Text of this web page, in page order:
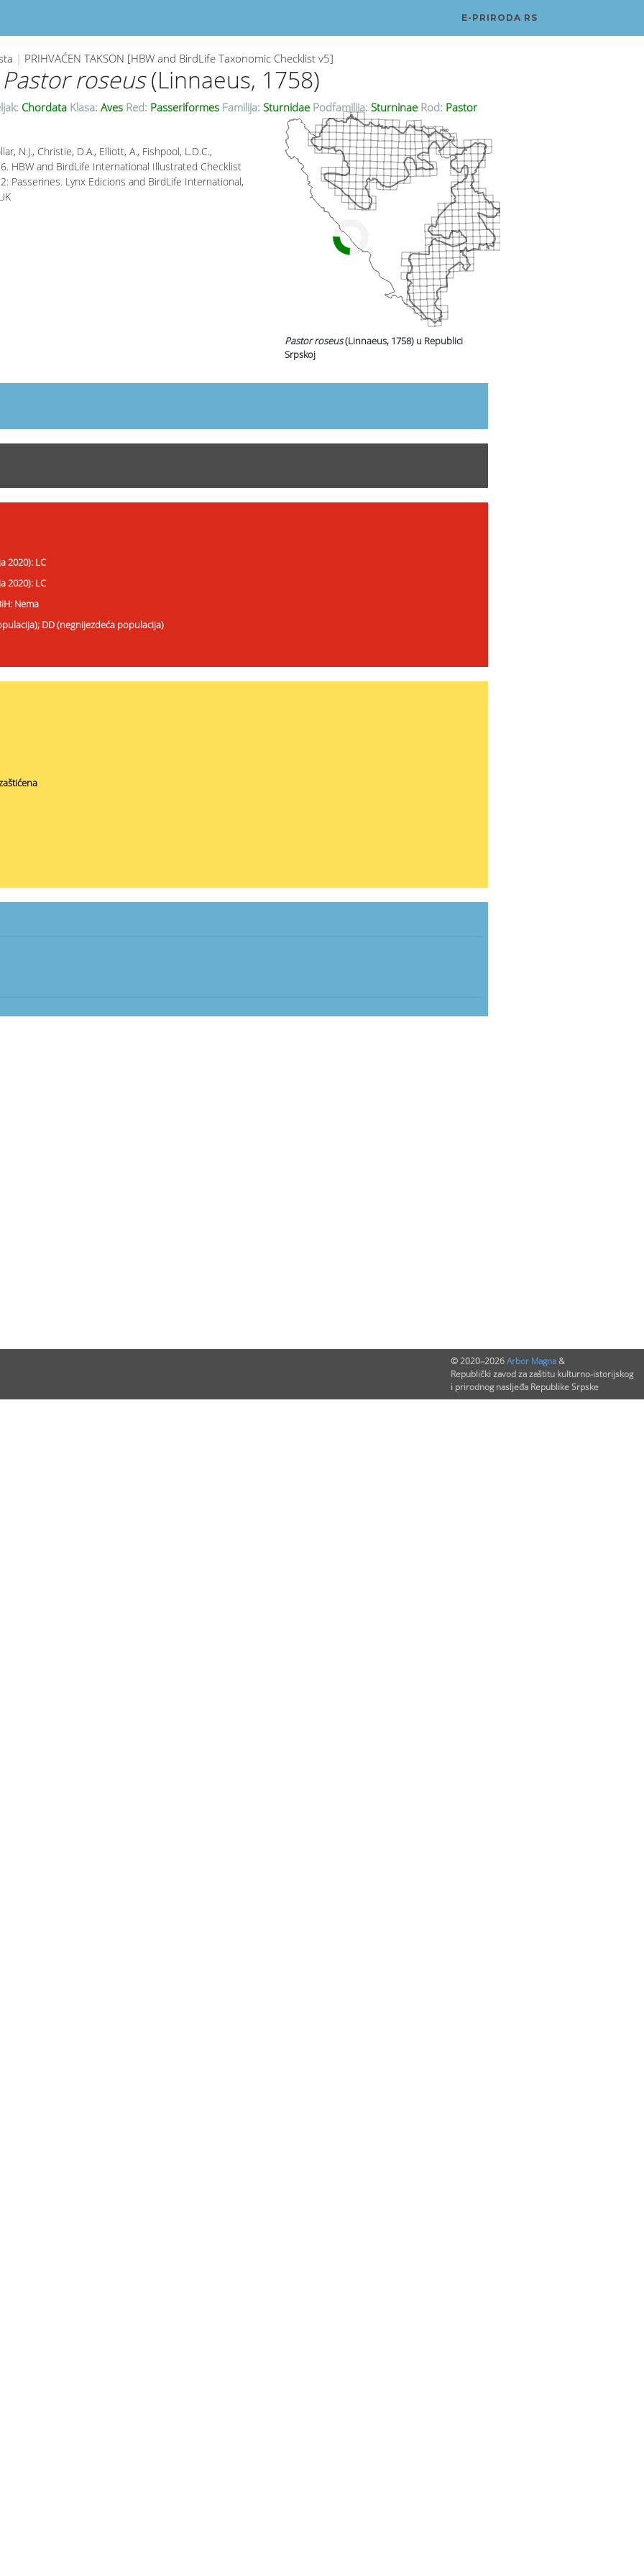
E-PRIRODA RS
| PRIHVAĆEN TAKSON [HBW and BirdLife Taxonomic Checklist v5]
Pastor roseus(Linnaeus, 1758)
Chordata Klasa: Aves Red: Passeriformes Familija: Sturnidae Podfamilija: Sturninae Rod: Pastor
N.J., Christie, D.A., Elliott, A., Fishpool, L.D.C.,
HBW and BirdLife International Illustrated Checklist
Passerines. Lynx Edicions and BirdLife International,
Pastor roseus(Linnaeus, 1758) u Republici
Srpskoj
2020): LC
2020): LC
Nema
DD (negnijezdeća populacija)
© 2020–2026Arbor Magna&
Republički zavod za zaštitu kulturno-istorijskog
i prirodnog nasljeđa Republike Srpske